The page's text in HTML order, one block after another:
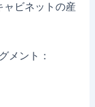
ャビネットの産
メント：